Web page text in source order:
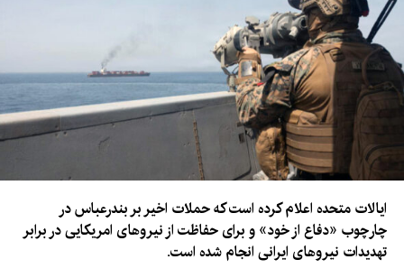
ایالات متحده اعلام کرده است که حملات اخیر بر بندرعباس در
چارچوب «دفاع از خود» و برای حفاظت از نیروهای امریکایی در برابر
تهدیدات نیروهای ایرانی انجام شده است.